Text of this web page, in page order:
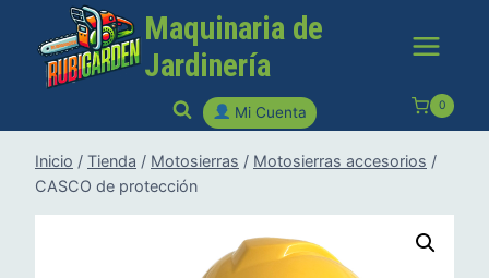
contenido
Maquinaria de
Jardinería
Mi Cuenta 0
Inicio / Tienda / Motosierras / Motosierras accesorios /
CASCO de protección